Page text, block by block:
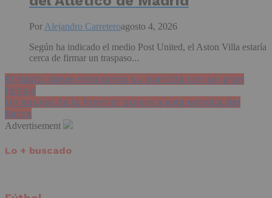
Por Alejandro Carreteroagosto 4, 2026
Según ha indicado el medio Post United, el Aston Villa estaría
cerca de firmar un traspaso...
El Nástic sigue reforzando su plantilla con un gran
fichaje
Un equipo de la Premier quiere a esta estrella del
Barça
Advertisement
Lo + buscado